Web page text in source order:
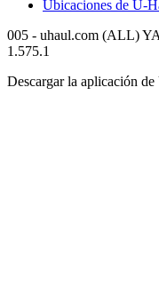
Ubicaciones de U-
005 - uhaul.com (ALL)
1.575.1
Descargar la aplicación de